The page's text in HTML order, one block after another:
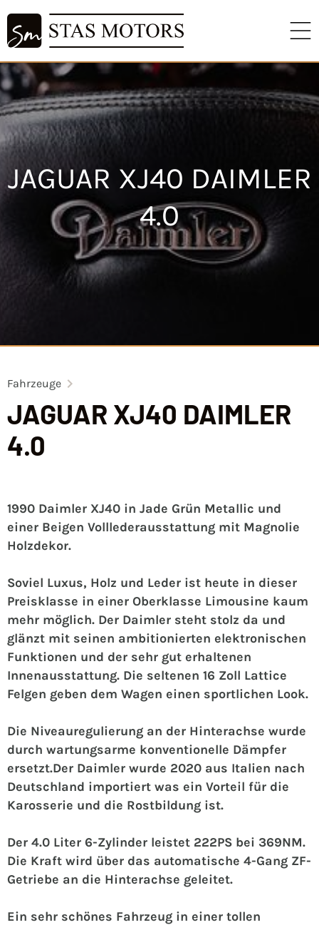
JAGUAR XJ40 DAIMLER
4.0
Fahrzeuge
JAGUAR XJ40 DAIMLER
4.0
1990 Daimler XJ40 in Jade Grün Metallic und
einer Beigen Volllederausstattung mit Magnolie
Holzdekor.
Soviel Luxus, Holz und Leder ist heute in dieser
Preisklasse in einer Oberklasse Limousine kaum
mehr möglich. Der Daimler steht stolz da und
glänzt mit seinen ambitionierten elektronischen
Funktionen und der sehr gut erhaltenen
Innenausstattung. Die seltenen 16 Zoll Lattice
Felgen geben dem Wagen einen sportlichen Look.
Die Niveauregulierung an der Hinterachse wurde
durch wartungsarme konventionelle Dämpfer
ersetzt.Der Daimler wurde 2020 aus Italien nach
Deutschland importiert was ein Vorteil für die
Karosserie und die Rostbildung ist.
Der 4.0 Liter 6-Zylinder leistet 222PS bei 369NM.
Die Kraft wird über das automatische 4-Gang ZF-
Getriebe an die Hinterachse geleitet.
Ein sehr schönes Fahrzeug in einer tollen